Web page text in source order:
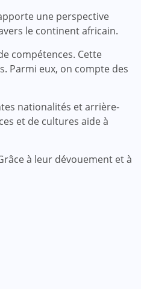
une perspective
le continent africain.
compétences. Cette
Parmi eux, on compte des
nationalités et arrière-
et de cultures aide à
à leur dévouement et à